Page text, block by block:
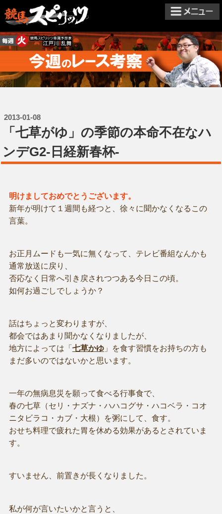
2013-01-08
「七草がゆ」の季節の本命不在なハ
ンデG2-日経新春杯-
明けましておめでとうございます。
新年が明けて１週間も経つと、徐々に聞かなくなるこの
言葉。
お正月ムードも一気に無くなって、テレビ番組なんかも
通常放送に戻り、
否応なく日常へ引き戻されつつある今日この頃。
如何お過ごしでしょうか？
話はちょっと変わりますが、
都会ではあまり聞かなくなりましたが、
地方によっては「 七草かゆ」を食す習慣をお持ちの方も
まだ多いのではないかと思います。
一年の無病息災を願って食べる行事食で、
春の七草（セリ・ナズナ・ハハコグサ・ハコベラ・コオ
ニタビラコ・カブ・大根）を粥にして、食す。
おせち料理で疲れた胃を休める効果があるとされていま
す。
すいません、前置きが長くなりました。
私が何が言いたいかと言うと、